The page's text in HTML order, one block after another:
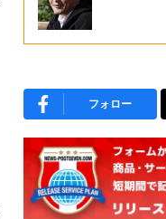
フォロー